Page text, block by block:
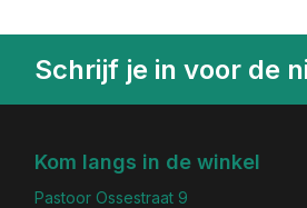
Schrijf je in voor de
Kom langs in de winkel
Pastoor Ossestraat 9